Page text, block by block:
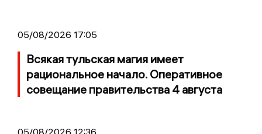
05/08/2026 17:05
Всякая тульская магия имеет
рациональное начало. Оперативное
совещание правительства 4 августа
05/08/2026 12:36